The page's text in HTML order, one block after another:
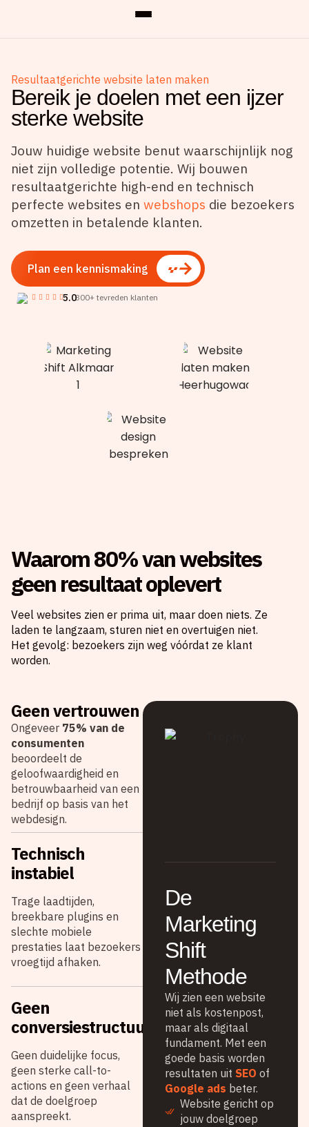
Resultaatgerichte website laten maken
Bereik je doelen met een ijzer
sterke website
Jouw huidige website benut waarschijnlijk nog
niet zijn volledige potentie. Wij bouwen
resultaatgerichte high-end en technisch
perfecte websites en webshops die bezoekers
omzetten in betalende klanten.
Plan een kennismaking
5.0300+ tevreden klanten
Waarom 80% van websites
geen resultaat oplevert
Veel websites zien er prima uit, maar doen niets. Ze
laden te langzaam, sturen niet en overtuigen niet.
Het gevolg: bezoekers zijn weg vóórdat ze klant
worden.
Geen vertrouwen
Ongeveer 75% van de
consumenten
beoordeelt de
geloofwaardigheid en
betrouwbaarheid van een
bedrijf op basis van het
webdesign.
Technisch
instabiel
Trage laadtijden,
breekbare plugins en
slechte mobiele
prestaties laat bezoekers
vroegtijd afhaken.
Geen
conversiestructuur
Geen duidelijke focus,
geen sterke call-to-
actions en geen verhaal
dat de doelgroep
aanspreekt.
De
Marketing
Shift
Methode
Wij zien een website
niet als kostenpost,
maar als digitaal
fundament. Met een
goede basis worden
resultaten uit SEO of
Google ads beter.
Website gericht op
jouw doelgroep